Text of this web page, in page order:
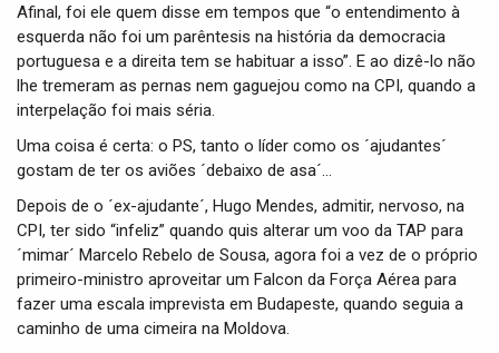
Afinal, foi ele quem disse em tempos que “o entendimento à
esquerda não foi um parêntesis na história da democracia
portuguesa e a direita tem se habituar a isso”. E ao dizê-lo não
lhe tremeram as pernas nem gaguejou como na CPI, quando a
interpelação foi mais séria.
Uma coisa é certa: o PS, tanto o líder como os ´ajudantes´
gostam de ter os aviões ´debaixo de asa´…
Depois de o ´ex-ajudante´, Hugo Mendes, admitir, nervoso, na
CPI, ter sido “infeliz” quando quis alterar um voo da TAP para
´mimar´ Marcelo Rebelo de Sousa, agora foi a vez de o próprio
primeiro-ministro aproveitar um Falcon da Força Aérea para
fazer uma escala imprevista em Budapeste, quando seguia a
caminho de uma cimeira na Moldova.